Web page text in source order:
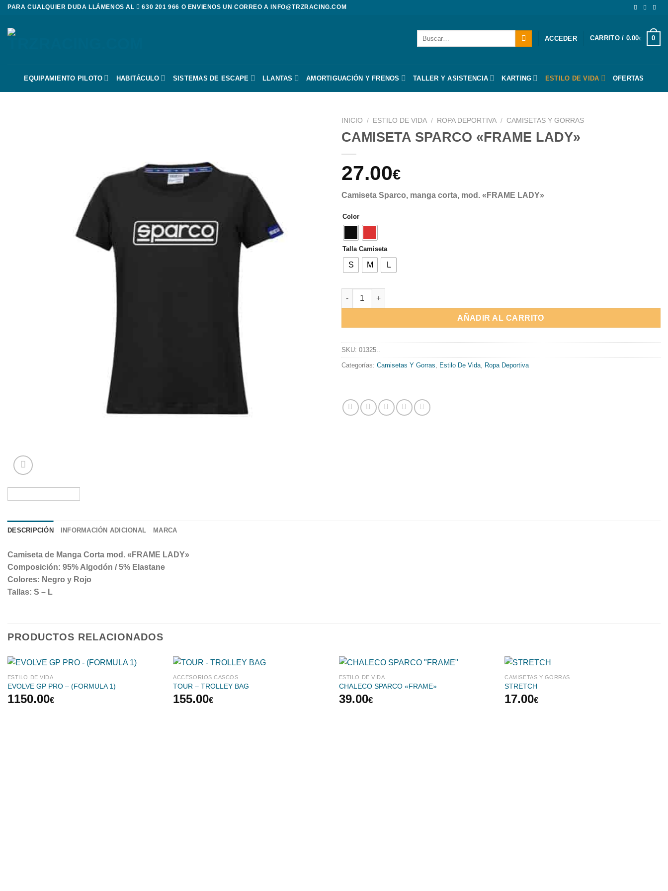
Saltar
contenido
PARA CUALQUIER DUDA LLÁMENOS AL 630 201 966 O ENVIENOS UN CORREO A INFO@TRZRACING.COM
ACCEDER CARRITO / 0.00€ 0
EQUIPAMIENTO PILOTO HABITÁCULO SISTEMAS DE ESCAPE LLANTAS AMORTIGUACIÓN Y FRENOS TALLER Y ASISTENCIA KARTING ESTILO DE VIDA OFERTAS
INICIO / ESTILO DE VIDA / ROPA DEPORTIVA / CAMISETAS Y GORRAS
CAMISETA SPARCO «FRAME LADY»
27.00€
Camiseta Sparco, manga corta, mod. «FRAME LADY»
Color
Talla Camiseta
S M L
CAMISETA SPARCO "FRAME LADY" cantidad
AÑADIR AL CARRITO
SKU: 01325..
Categorías: Camisetas Y Gorras Estilo De Vida Ropa Deportiva
DESCRIPCIÓN INFORMACIÓN ADICIONAL MARCA
Camiseta de Manga Corta mod. «FRAME LADY»
Composición: 95% Algodón / 5% Elastane
Colores: Negro y Rojo
Tallas: S – L
PRODUCTOS RELACIONADOS
ESTILO DE VIDA
EVOLVE GP PRO – (FORMULA 1)
1150.00€
ACCESORIOS CASCOS
TOUR – TROLLEY BAG
155.00€
ESTILO DE VIDA
CHALECO SPARCO «FRAME»
39.00€
CAMISETAS Y GORRAS
STRETCH
17.00€